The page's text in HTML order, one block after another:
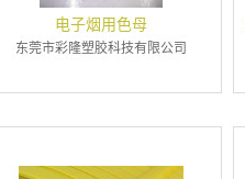
电子烟用色母
东莞市彩隆塑胶科技有限公司